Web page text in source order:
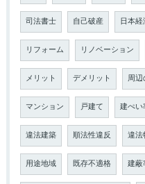
司法書士 自己破産 日本
リフォーム リノベーション
メリット デメリット 周
マンション 戸建て 建ぺい
違法建築 順法性違反 違
用途地域 既存不適格 建蔽